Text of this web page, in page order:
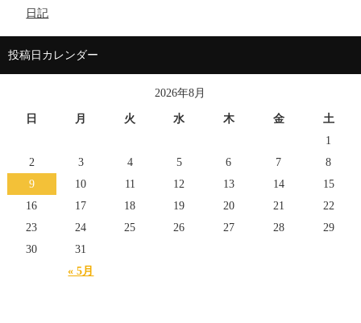
日記
投稿日カレンダー
2026年8月
日 月 火 水 木 金 土
« 5月
1
2
3 4 5 6 7
8
9
10 11 12 13 14
15
16
17 18 19 20 21
22
23
24 25 26 27 28
29
30
31